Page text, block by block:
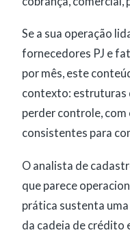
Se a sua operação
fornecedores PJ e
por mês, este
contexto: estruturas
perder controle,
consistentes para
O analista de
que parece
prática sustenta
da cadeia de crédito